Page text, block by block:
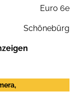
Euro 6e
Schönebürg